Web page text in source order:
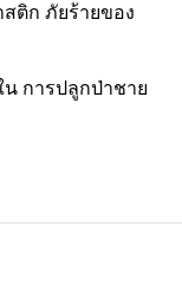
สติก ภัยร้ายของ
น การปลูกป่าชาย